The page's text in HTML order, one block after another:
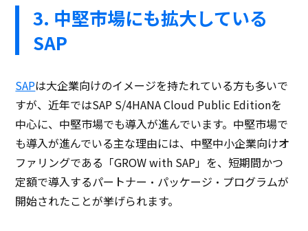
3. 中堅市場にも拡大している
SAP
SAPは大企業向けのイメージを持たれている方も多いで
すが、近年ではSAP S/4HANA Cloud Public Editionを
中心に、中堅市場でも導入が進んでいます。中堅市場で
も導入が進んでいる主な理由には、中堅中小企業向けオ
ファリングである「GROW with SAP」を、短期間かつ
定額で導入するパートナー・パッケージ・プログラムが
開始されたことが挙げられます。